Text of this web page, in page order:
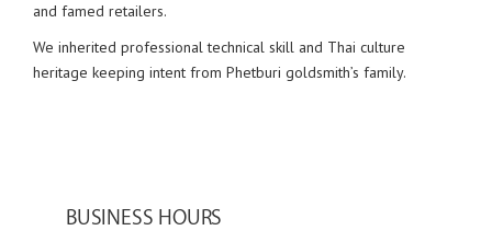
and famed retailers.
We inherited professional technical skill and Thai culture
heritage keeping intent from Phetburi goldsmith’s family.
BUSINESS HOURS